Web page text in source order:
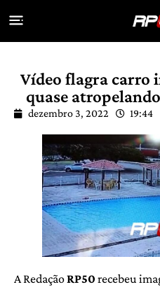
Vídeo flagra carro
quase
dezembro 3, 2022 19:44
A RedaçãoRP50 recebeu